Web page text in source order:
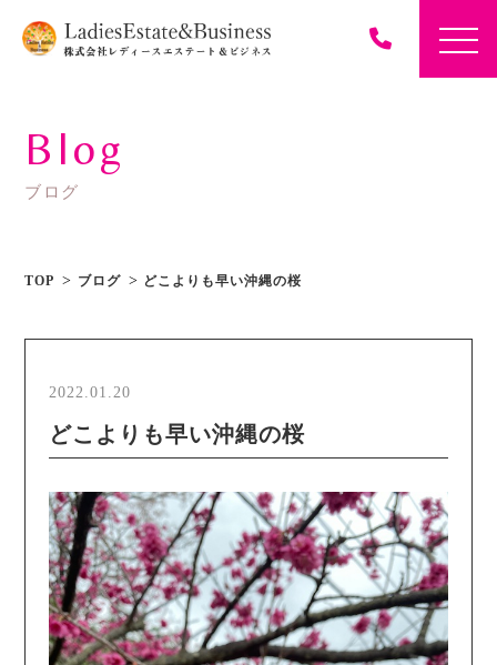
Blog
ブログ
TOP ブログ どこよりも早い沖縄の桜
2022.01.20
どこよりも早い沖縄の桜